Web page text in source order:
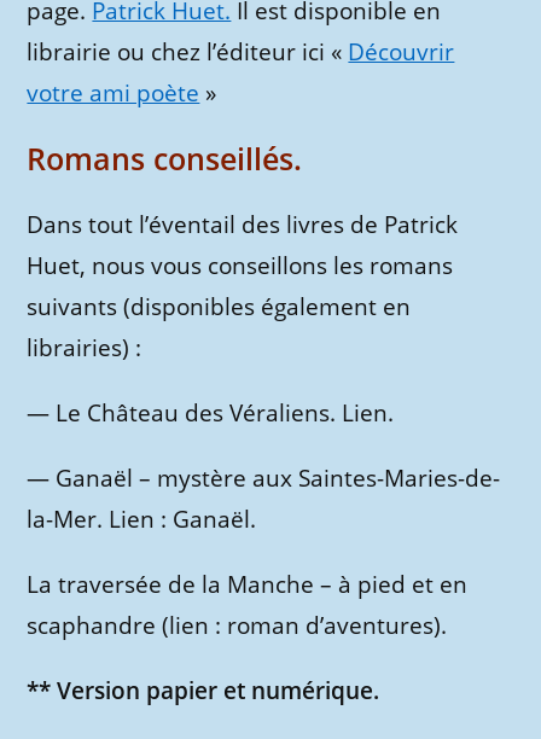
page. Patrick Huet. Il est disponible en
librairie ou chez l’éditeur ici « Découvrir
votre ami poète »
Romans conseillés.
Dans tout l’éventail des livres de Patrick
Huet, nous vous conseillons les romans
suivants (disponibles également en
librairies) :
— Le Château des Véraliens. Lien.
— Ganaël – mystère aux Saintes-Maries-de-
la-Mer. Lien : Ganaël.
La traversée de la Manche – à pied et en
scaphandre (lien : roman d’aventures).
** Version papier et numérique.